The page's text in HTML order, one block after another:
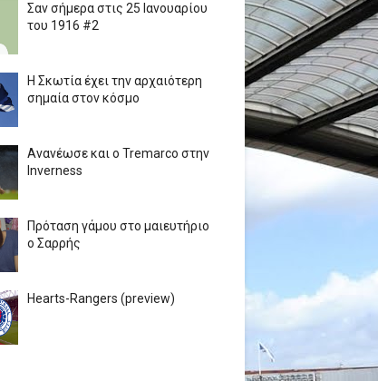
Σαν σήμερα στις 25 Ιανουαρίου
του 1916 #2
Η Σκωτία έχει την αρχαιότερη
σημαία στον κόσμο
Ανανέωσε και ο Tremarco στην
Inverness
Πρόταση γάμου στο μαιευτήριο
ο Σαρρής
Hearts-Rangers (preview)